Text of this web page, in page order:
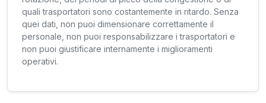
quali trasportatori sono costantemente in ritardo. Senza
quei dati, non puoi dimensionare correttamente il
personale, non puoi responsabilizzare i trasportatori e
non puoi giustificare internamente i miglioramenti
operativi.